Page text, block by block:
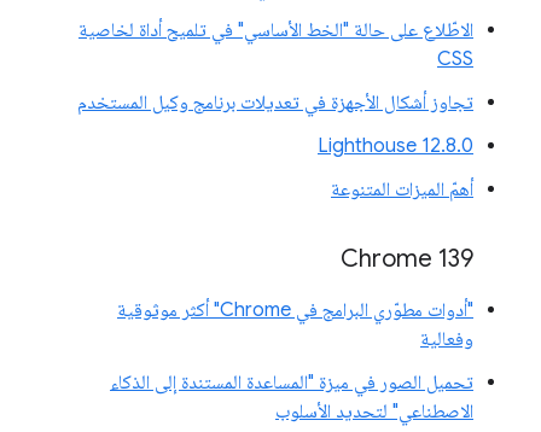
الاطّلاع على حالة "الخط الأساسي" في تلميح أداة لخاصية
CSS
تجاوز أشكال الأجهزة في تعديلات برنامج وكيل المستخدم
‫Lighthouse 12.8.0
أهمّ الميزات المتنوعة
‫Chrome 139
"أدوات مطوّري البرامج في Chrome" أكثر موثوقية
وفعالية
تحميل الصور في ميزة "المساعدة المستندة إلى الذكاء
الاصطناعي" لتحديد الأسلوب